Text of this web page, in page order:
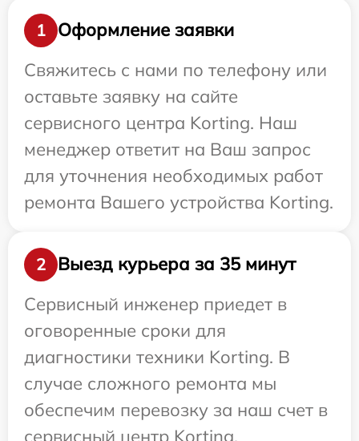
1
Оформление заявки
Свяжитесь с нами по телефону или
оставьте заявку на сайте
сервисного центра Korting. Наш
менеджер ответит на Ваш запрос
для уточнения необходимых работ
ремонта Вашего устройства Korting.
2
Выезд курьера за 35 минут
Сервисный инженер приедет в
оговоренные сроки для
диагностики техники Korting. В
случае сложного ремонта мы
обеспечим перевозку за наш счет в
сервисный центр Korting.